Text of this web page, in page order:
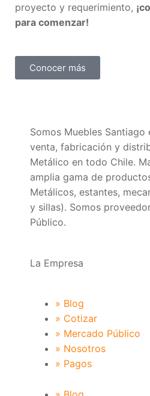
proyecto y requerimiento,
para comenzar!
Conocer más
Somos Muebles Santiago
venta, fabricación y
Metálico en todo Chile.
amplia gama de
Metálicos, estantes,
y sillas). Somos
Público.
La Empresa
» Blog
» Cotizar
» Mercado Público
» Nosotros
» Pagos